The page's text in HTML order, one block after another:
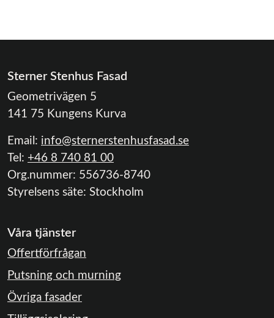
Sterner Stenhus Fasad
Geometrivägen 5
141 75 Kungens Kurva
Email: info@sternerstenhusfasad.se
Tel: +46 8 740 81 00
Org.nummer: 556736-8740
Styrelsens säte: Stockholm
Våra tjänster
Offertförfrågan
Putsning och murning
Övriga fasader